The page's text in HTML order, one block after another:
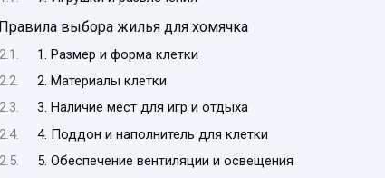
Правила выбора жилья для хомячка
1. Размер и форма клетки
2. Материалы клетки
3. Наличие мест для игр и отдыха
4. Поддон и наполнитель для клетки
5. Обеспечение вентиляции и освещения